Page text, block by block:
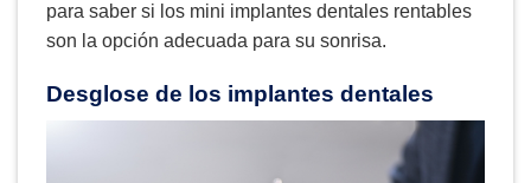
para saber si los mini implantes dentales rentables
son la opción adecuada para su sonrisa.
Desglose de los implantes dentales